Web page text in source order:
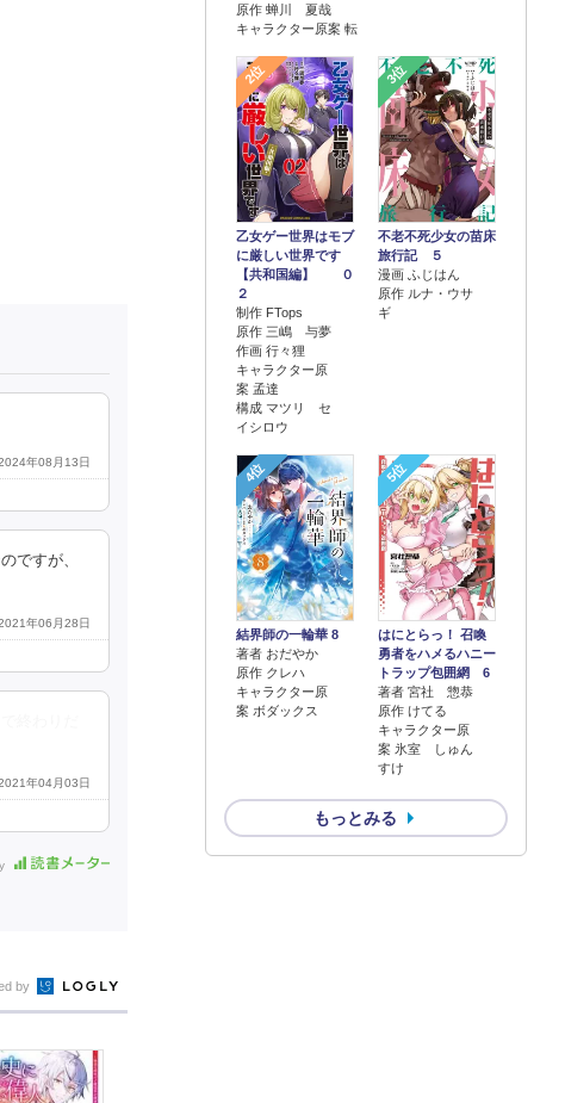
年08月13日
ですが、
年06月28日
年04月03日
原作 蝉川 夏哉
キャラクター原案 転
2位
乙女ゲー世界はモブ
に厳しい世界です
【共和国編】 ０
２
制作 FTops
原作 三嶋 与夢
作画 行々狸
キャラクター原
案 孟達
構成 マツリ セ
イシロウ
3位
不老不死少女の苗床
旅行記 ５
漫画 ふじはん
原作 ルナ・ウサ
ギ
4位
結界師の一輪華 8
著者 おだやか
原作 クレハ
キャラクター原
案 ボダックス
5位
はにとらっ！ 召喚
勇者をハメるハニー
トラップ包囲網 6
著者 宮社 惣恭
原作 けてる
キャラクター原
案 氷室 しゅん
すけ
もっとみる
by